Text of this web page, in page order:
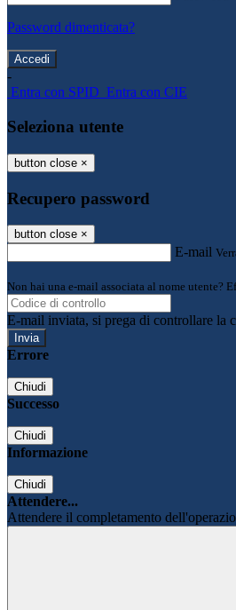
Password dimenticata?
-
Entra con SPID Entra con CIE
Seleziona utente
button close ×
Recupero password
button close ×
E-mail
Non hai una e-mail associata al nome utente?
E-mail inviata, si prega di controllare la
Errore
Chiudi
Successo
Chiudi
Informazione
Chiudi
Attendere...
Attendere il completamento